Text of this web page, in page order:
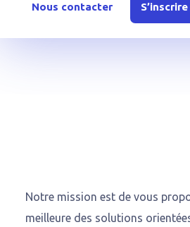
Nous contacter S’inscrire
Notre mission est de vous
meilleure des solutions